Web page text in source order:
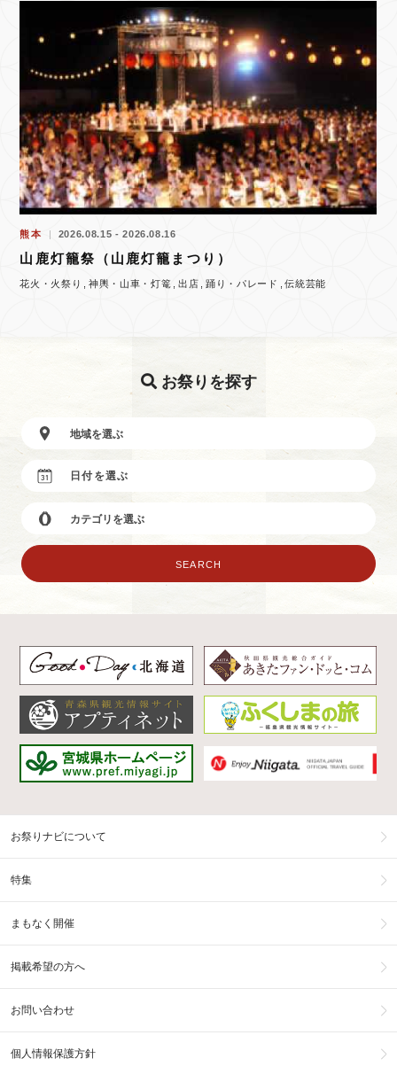
熊本 2026.08.15 - 2026.08.16
山鹿灯籠祭（山鹿灯籠まつり）
花火・火祭り 神輿・山車・灯篭 出店 踊り・パレード 伝統芸能
お祭りを探す
お祭りナビについて
特集
まもなく開催
掲載希望の方へ
お問い合わせ
個人情報保護方針